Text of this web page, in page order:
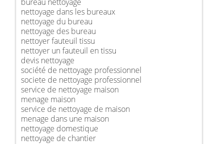
nettoyage dans les bureaux
nettoyage du bureau
nettoyage des bureau
nettoyer fauteuil tissu
nettoyer un fauteuil en tissu
devis nettoyage
société de nettoyage professionnel
societe de nettoyage professionnel
service de nettoyage maison
menage maison
service de nettoyage de maison
menage dans une maison
nettoyage domestique
nettoyage de chantier